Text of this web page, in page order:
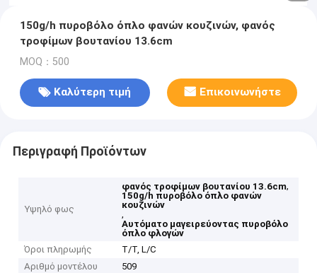
150g/h πυροβόλο όπλο φανών κουζινών, φανός
τροφίμων βουτανίου 13.6cm
MOQ：500
Καλύτερη τιμή Επικοινωνήστε
Περιγραφή Προϊόντων
Υψηλό φως
φανός τροφίμων βουτανίου 13.6cm,
150g/h πυροβόλο όπλο φανών
κουζινών
,
Αυτόματο μαγειρεύοντας πυροβόλο
όπλο φλογών
Όροι πληρωμής
T/T, L/C
Αριθμό μοντέλου
509